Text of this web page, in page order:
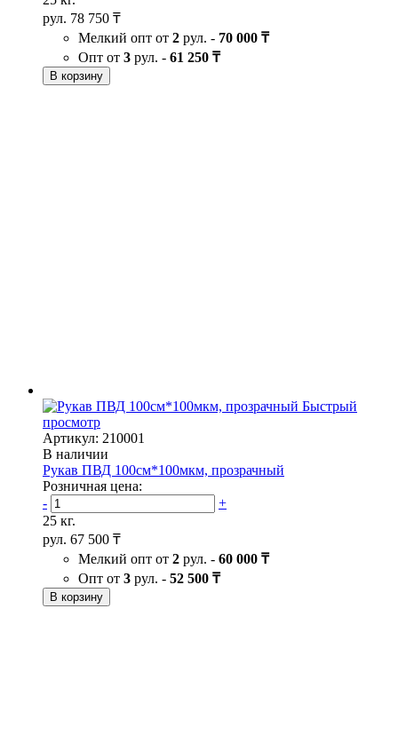
рул. 78 750 ₸
Мелкий опт от 2 рул. - 70 000 ₸
Опт от 3 рул. - 61 250 ₸
В корзину
Быстрый
просмотр
Артикул: 210001
В наличии
Рукав ПВД 100см*100мкм, прозрачный
Розничная цена:
-
+
25 кг.
рул. 67 500 ₸
Мелкий опт от 2 рул. - 60 000 ₸
Опт от 3 рул. - 52 500 ₸
В корзину